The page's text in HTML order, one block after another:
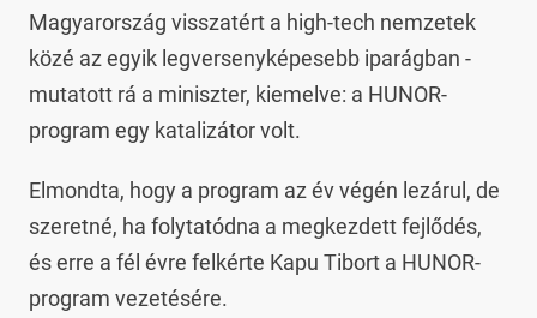
Magyarország visszatért a high-tech nemzetek
közé az egyik legversenyképesebb iparágban -
mutatott rá a miniszter, kiemelve: a HUNOR-
program egy katalizátor volt.
Elmondta, hogy a program az év végén lezárul, de
szeretné, ha folytatódna a megkezdett fejlődés,
és erre a fél évre felkérte Kapu Tibort a HUNOR-
program vezetésére.